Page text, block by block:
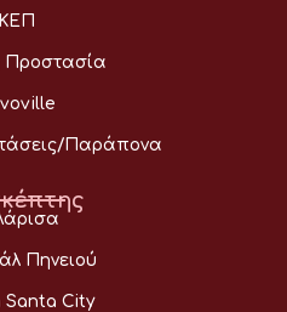
ΚΕΠ
Προστασία
Παράπονα
Πηνειού
Santa City